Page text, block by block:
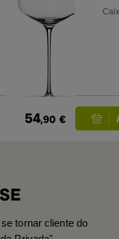
54,90 €
tornar cliente do